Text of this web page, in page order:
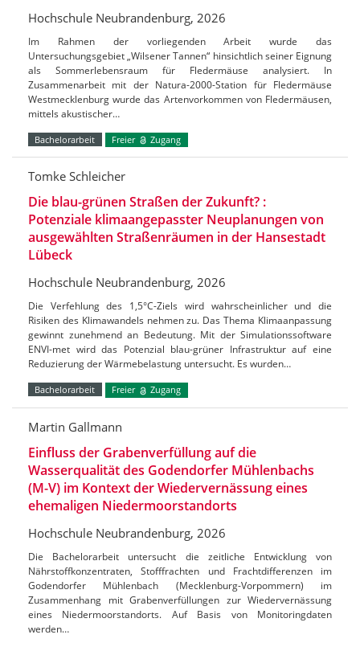
Hochschule Neubrandenburg, 2026
Im Rahmen der vorliegenden Arbeit wurde das
Untersuchungsgebiet „Wilsener Tannen“ hinsichtlich seiner Eignung
als Sommerlebensraum für Fledermäuse analysiert. In
Zusammenarbeit mit der Natura-2000-Station für Fledermäuse
Westmecklenburg wurde das Artenvorkommen von Fledermäusen,
mittels akustischer…
Bachelorarbeit Freier Zugang
Tomke Schleicher
Die blau-grünen Straßen der Zukunft? :
Potenziale klimaangepasster Neuplanungen von
ausgewählten Straßenräumen in der Hansestadt
Lübeck
Hochschule Neubrandenburg, 2026
Die Verfehlung des 1,5°C-Ziels wird wahrscheinlicher und die
Risiken des Klimawandels nehmen zu. Das Thema Klimaanpassung
gewinnt zunehmend an Bedeutung. Mit der Simulationssoftware
ENVI-met wird das Potenzial blau-grüner Infrastruktur auf eine
Reduzierung der Wärmebelastung untersucht. Es wurden…
Bachelorarbeit Freier Zugang
Martin Gallmann
Einfluss der Grabenverfüllung auf die
Wasserqualität des Godendorfer Mühlenbachs
(M-V) im Kontext der Wiedervernässung eines
ehemaligen Niedermoorstandorts
Hochschule Neubrandenburg, 2026
Die Bachelorarbeit untersucht die zeitliche Entwicklung von
Nährstoffkonzentraten, Stofffrachten und Frachtdifferenzen im
Godendorfer Mühlenbach (Mecklenburg-Vorpommern) im
Zusammenhang mit Grabenverfüllungen zur Wiedervernässung
eines Niedermoorstandorts. Auf Basis von Monitoringdaten
werden…